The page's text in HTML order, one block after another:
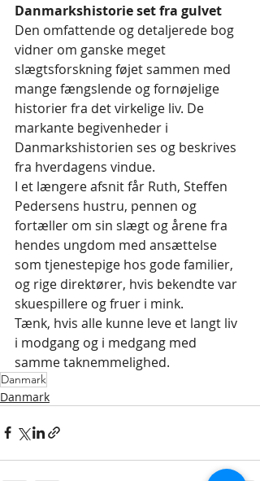
Danmarkshistorie set fra gulvet
Den omfattende og detaljerede bog
vidner om ganske meget
slægtsforskning føjet sammen med
mange fængslende og fornøjelige
historier fra det virkelige liv. De
markante begivenheder i
Danmarkshistorien ses og beskrives
fra hverdagens vindue.
I et længere afsnit får Ruth, Steffen
Pedersens hustru, pennen og
fortæller om sin slægt og årene fra
hendes ungdom med ansættelse
som tjenestepige hos gode familier,
og rige direktører, hvis bekendte var
skuespillere og fruer i mink.
Tænk, hvis alle kunne leve et langt liv
i modgang og i medgang med
samme taknemmelighed.
Danmark
Danmark